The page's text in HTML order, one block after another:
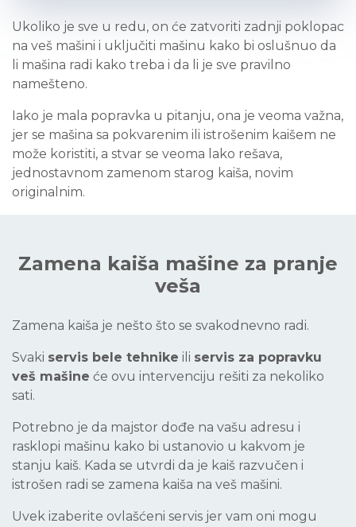
Ukoliko je sve u redu, on će zatvoriti zadnji poklopac
na veš mašini i uključiti mašinu kako bi oslušnuo da
li mašina radi kako treba i da li je sve pravilno
namešteno.
Iako je mala popravka u pitanju, ona je veoma važna,
jer se mašina sa pokvarenim ili istrošenim kaišem ne
može koristiti, a stvar se veoma lako rešava,
jednostavnom zamenom starog kaiša, novim
originalnim.
Zamena kaiša mašine za pranje
veša
Zamena kaiša je nešto što se svakodnevno radi.
Svaki servis bele tehnike ili servis za popravku
veš mašine će ovu intervenciju rešiti za nekoliko
sati.
Potrebno je da majstor dođe na vašu adresu i
rasklopi mašinu kako bi ustanovio u kakvom je
stanju kaiš. Kada se utvrdi da je kaiš razvučen i
istrošen radi se zamena kaiša na veš mašini.
Uvek izaberite ovlašćeni servis jer vam oni mogu